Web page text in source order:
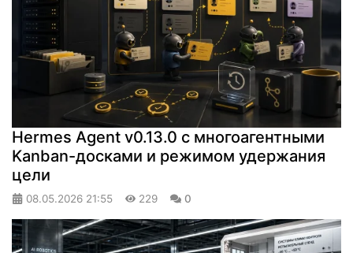
Hermes Agent v0.13.0 с многоагентными
Kanban-досками и режимом удержания
цели
08.05.2026 21:55 229 0